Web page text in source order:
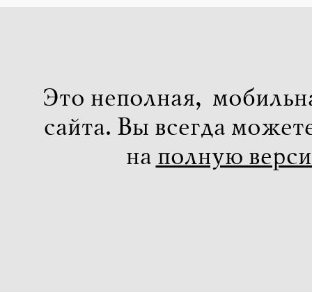
Это неполная,
сайта. Вы всегда
на полную